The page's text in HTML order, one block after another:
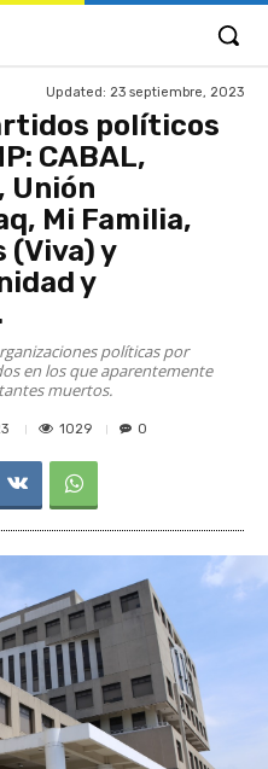
Updated: 23 septiembre, 2023
políticos
CABAL,
Unión
Mi Familia,
(Viva) y
y
políticas por
en los que aparentemente
muertos.
1029 0